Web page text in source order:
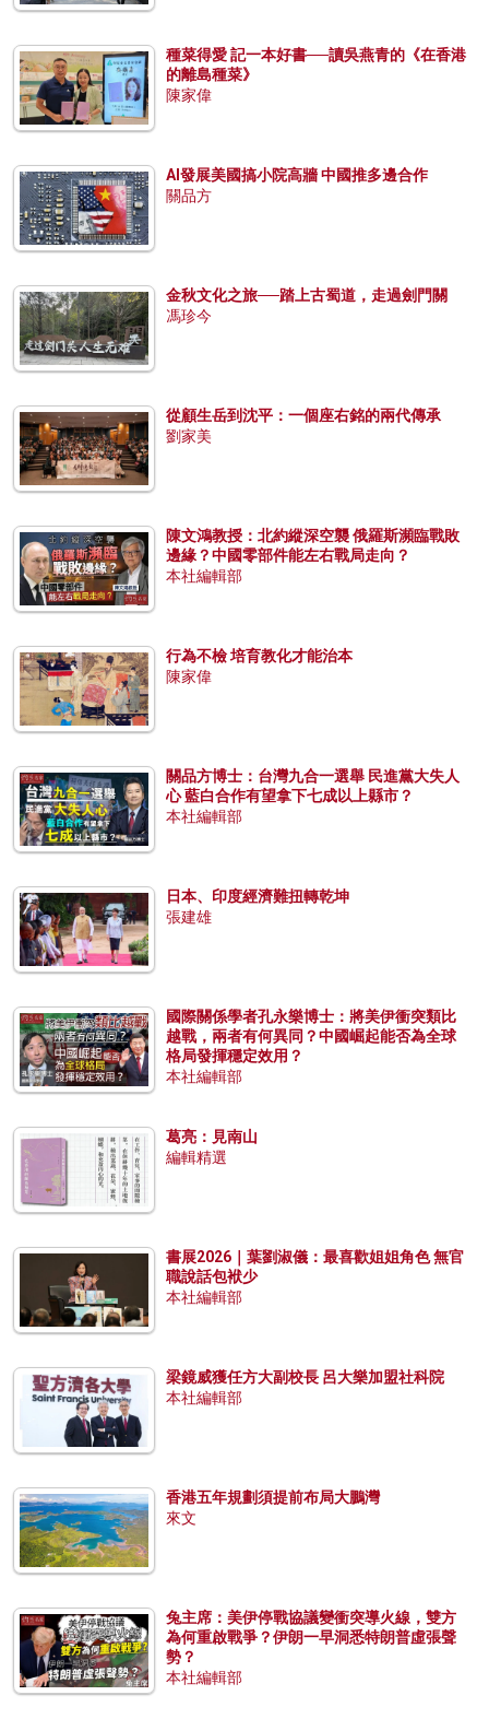
種菜得愛 記一本好書──讀吳燕青的《在香港
的離島種菜》
陳家偉
AI發展美國搞小院高牆 中國推多邊合作
關品方
金秋文化之旅──踏上古蜀道，走過劍門關
馮珍今
從顧生岳到沈平：一個座右銘的兩代傳承
劉家美
陳文鴻教授：北約縱深空襲 俄羅斯瀕臨戰敗
邊緣？中國零部件能左右戰局走向？
本社編輯部
行為不檢 培育教化才能治本
陳家偉
關品方博士：台灣九合一選舉 民進黨大失人
心 藍白合作有望拿下七成以上縣市？
本社編輯部
日本、印度經濟難扭轉乾坤
張建雄
國際關係學者孔永樂博士：將美伊衝突類比
越戰，兩者有何異同？中國崛起能否為全球
格局發揮穩定效用？
本社編輯部
葛亮：見南山
編輯精選
書展2026｜葉劉淑儀：最喜歡姐姐角色 無官
職說話包袱少
本社編輯部
梁鏡威獲任方大副校長 呂大樂加盟社科院
本社編輯部
香港五年規劃須提前布局大鵬灣
來文
兔主席：美伊停戰協議變衝突導火線，雙方
為何重啟戰爭？伊朗一早洞悉特朗普虛張聲
勢？
本社編輯部